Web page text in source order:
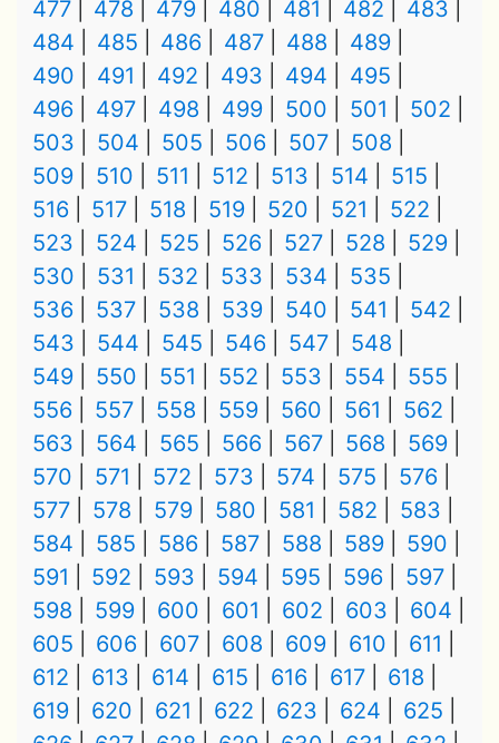
477 478 479 480 481 482
483
484
485 486 487 488
489
490
491 492 493 494
495
496
497 498 499 500 501
502
503
504 505 506 507
508
509
510 511 512 513 514
515
516
517 518 519 520 521
522
523
524 525 526 527 528
529
530
531 532 533 534
535
536
537 538 539 540 541
542
543
544 545 546 547
548
549
550 551 552 553 554
555
556
557 558 559 560 561
562
563
564 565 566 567 568
569
570
571 572 573 574 575
576
577
578 579 580 581 582
583
584
585 586 587 588 589
590
591
592 593 594 595 596
597
598
599 600 601 602 603
604
605
606 607 608 609 610
611
612
613 614 615 616 617
618
619
620 621 622 623 624
625